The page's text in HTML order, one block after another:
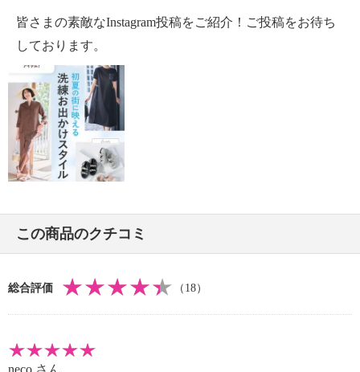
・自然乾燥：日陰の吊り干し
・アイロン仕上げ：可（中温）
・ドライクリーニング：石油系ドライクリーニング可
・ウエットクリーニング：可
【メンテナンス（ケアラベル）】
・長時間照射による変退色注意
・単品洗い
・摩擦による色落ち、色移り注意
【原産国（地）】
皆さまの素敵なInstagram投稿をご紹介！ご投稿をお待ち
しております。
この商品のクチコミ
総合評価 （18）
neco さん